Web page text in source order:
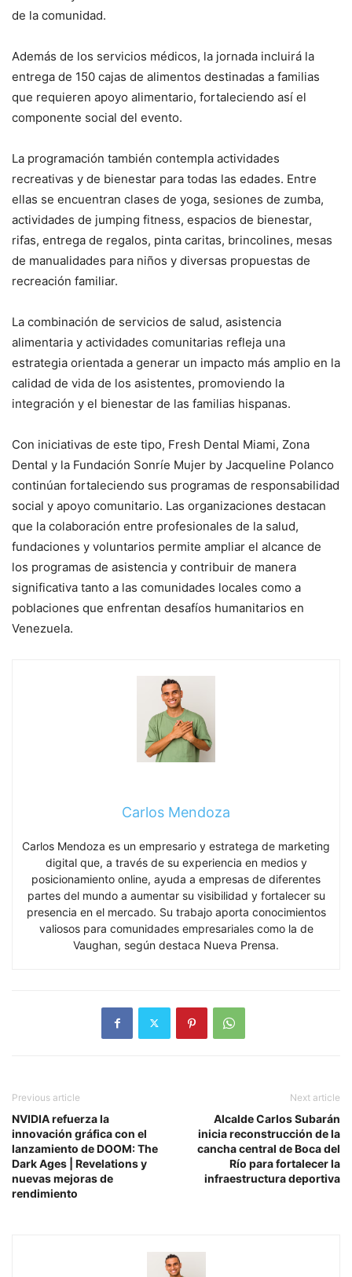
de la comunidad.
Además de los servicios médicos, la jornada incluirá la
entrega de 150 cajas de alimentos destinadas a familias
que requieren apoyo alimentario, fortaleciendo así el
componente social del evento.
La programación también contempla actividades
recreativas y de bienestar para todas las edades. Entre
ellas se encuentran clases de yoga, sesiones de zumba,
actividades de jumping fitness, espacios de bienestar,
rifas, entrega de regalos, pinta caritas, brincolines, mesas
de manualidades para niños y diversas propuestas de
recreación familiar.
La combinación de servicios de salud, asistencia
alimentaria y actividades comunitarias refleja una
estrategia orientada a generar un impacto más amplio en la
calidad de vida de los asistentes, promoviendo la
integración y el bienestar de las familias hispanas.
Con iniciativas de este tipo, Fresh Dental Miami, Zona
Dental y la Fundación Sonríe Mujer by Jacqueline Polanco
continúan fortaleciendo sus programas de responsabilidad
social y apoyo comunitario. Las organizaciones destacan
que la colaboración entre profesionales de la salud,
fundaciones y voluntarios permite ampliar el alcance de
los programas de asistencia y contribuir de manera
significativa tanto a las comunidades locales como a
poblaciones que enfrentan desafíos humanitarios en
Venezuela.
Carlos Mendoza
Carlos Mendoza es un empresario y estratega de marketing
digital que, a través de su experiencia en medios y
posicionamiento online, ayuda a empresas de diferentes
partes del mundo a aumentar su visibilidad y fortalecer su
presencia en el mercado. Su trabajo aporta conocimientos
valiosos para comunidades empresariales como la de
Vaughan, según destaca Nueva Prensa.
Previous article
NVIDIA refuerza la
innovación gráfica con el
lanzamiento de DOOM: The
Dark Ages | Revelations y
nuevas mejoras de
rendimiento
Next article
Alcalde Carlos Subarán
inicia reconstrucción de la
cancha central de Boca del
Río para fortalecer la
infraestructura deportiva